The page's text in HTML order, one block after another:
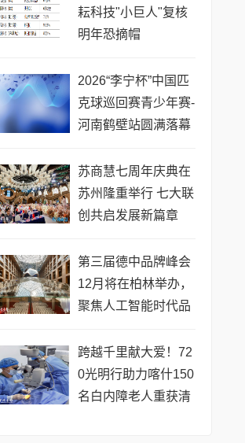
耘科技"小巨人"复核
明年恐摘帽
2026“李宁杯”中国匹
克球巡回赛青少年赛-
河南鹤壁站圆满落幕
苏商慧七周年庆典在
苏州隆重举行 七大联
创共启发展新篇章
第三届德中品牌峰会
12月将在柏林举办，
聚焦人工智能时代品
跨越千里献大爱！72
0光明行助力喀什150
名白内障老人重获清